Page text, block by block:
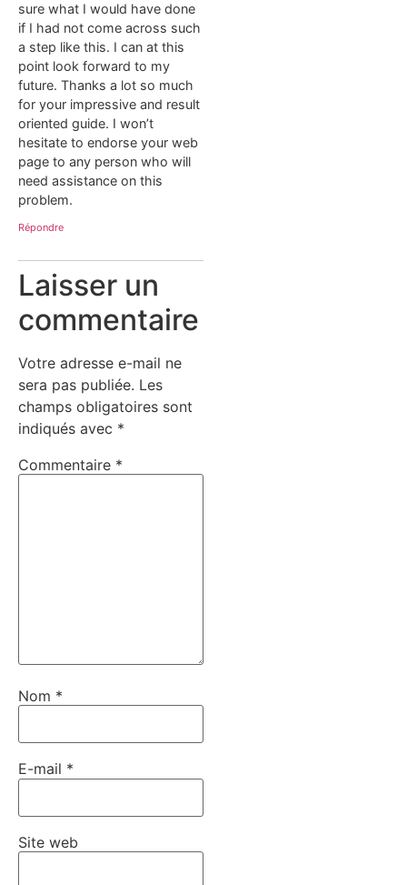
sure what I would have done
if I had not come across such
a step like this. I can at this
point look forward to my
future. Thanks a lot so much
for your impressive and result
oriented guide. I won’t
hesitate to endorse your web
page to any person who will
need assistance on this
problem.
Répondre
Laisser un
commentaire
Votre adresse e-mail ne
sera pas publiée. Les
champs obligatoires sont
indiqués avec *
Commentaire *
Nom *
E-mail *
Site web